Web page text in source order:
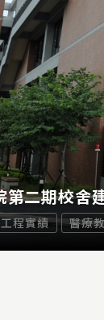
第二期校舍
工程實績 醫療